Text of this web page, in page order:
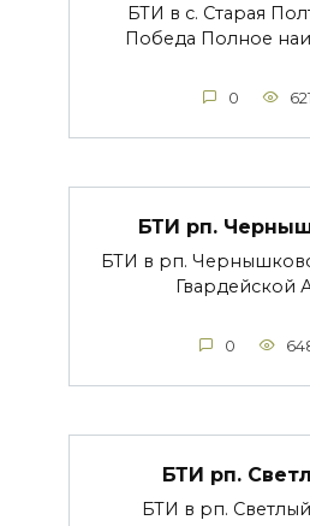
БТИ в с. Старая
Победа Полное
0 621
БТИ рп.
БТИ в рп.
Гвардейской
0
БТИ рп.
БТИ в рп.